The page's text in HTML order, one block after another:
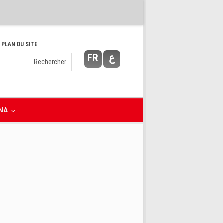
FR ع
DU SITE